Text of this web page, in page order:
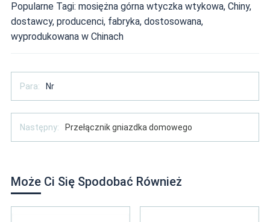
Popularne Tagi: mosiężna górna wtyczka wtykowa, Chiny,
dostawcy, producenci, fabryka, dostosowana,
wyprodukowana w Chinach
Para: Nr
Następny: Przełącznik gniazdka domowego
Może Ci Się Spodobać Również